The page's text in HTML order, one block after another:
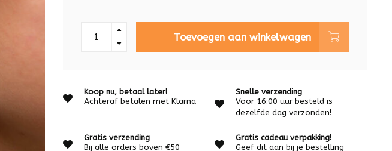
Toevoegen aan winkelwagen
Koop nu, betaal later!
Achteraf betalen met Klarna
Snelle verzending
Voor 16:00 uur besteld is
dezelfde dag verzonden!
Gratis verzending
Bij alle orders boven €50
Gratis cadeau verpakking!
Geef dit aan bij je bestelling